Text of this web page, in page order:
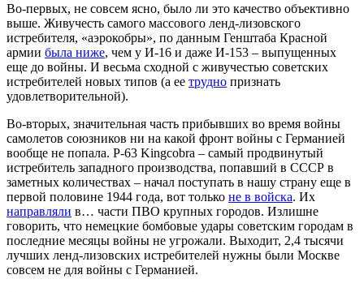
Во-первых, не совсем ясно, было ли это качество объективно
выше. Живучесть самого массового ленд-лизовского
истребителя, «аэрокобры», по данным Генштаба Красной
армии была ниже, чем у И-16 и даже И-153 – выпущенных
еще до войны. И весьма сходной с живучестью советских
истребителей новых типов (а ее трудно признать
удовлетворительной).
Во-вторых, значительная часть прибывших во время войны
самолетов союзников ни на какой фронт войны с Германией
вообще не попала. P-63 Kingcobra – самый продвинутый
истребитель западного производства, попавший в СССР в
заметных количествах – начал поступать в нашу страну еще в
первой половине 1944 года, вот только не в войска. Их
направляли в… части ПВО крупных городов. Излишне
говорить, что немецкие бомбовые удары советским городам в
последние месяцы войны не угрожали. Выходит, 2,4 тысячи
лучших ленд-лизовских истребителей нужны были Москве
совсем не для войны с Германией.